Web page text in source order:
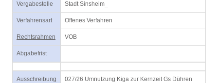
Vergabestelle Stadt Sinsheim_
Verfahrensart Offenes Verfahren
Rechtsrahmen VOB
Abgabefrist
Ausschreibung
027/26 Umnutzung Kiga zur Kernzeit Gs Dühren